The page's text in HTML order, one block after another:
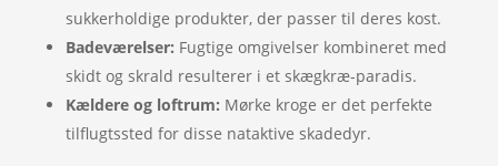
sukkerholdige produkter, der passer til deres kost.
Badeværelser: Fugtige omgivelser kombineret med
skidt og skrald resulterer i et skægkræ-paradis.
Kældere og loftrum: Mørke kroge er det perfekte
tilflugtssted for disse nataktive skadedyr.